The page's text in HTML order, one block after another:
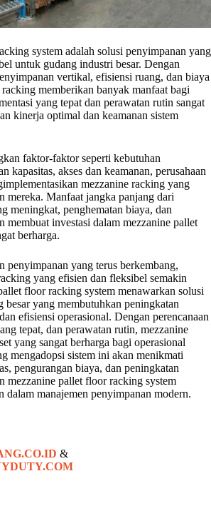
system adalah solusi penyimpanan yang
untuk gudang industri besar. Dengan
vertikal, efisiensi ruang, dan biaya
memberikan banyak manfaat bagi
yang tepat dan perawatan rutin sangat
kinerja optimal dan keamanan sistem
faktor-faktor seperti kebutuhan
kapasitas, akses dan keamanan, perusahaan
mezzanine racking yang
mereka. Manfaat jangka panjang dari
meningkat, penghematan biaya, dan
membuat investasi dalam mezzanine pallet
berharga.
penyimpanan yang terus berkembang,
yang efisien dan fleksibel semakin
floor racking system menawarkan solusi
besar yang membutuhkan peningkatan
efisiensi operasional. Dengan perencanaan
tepat, dan perawatan rutin, mezzanine
yang sangat berharga bagi operasional
mengadopsi sistem ini akan menikmati
pengurangan biaya, dan peningkatan
mezzanine pallet floor racking system
dalam manajemen penyimpanan modern.
&